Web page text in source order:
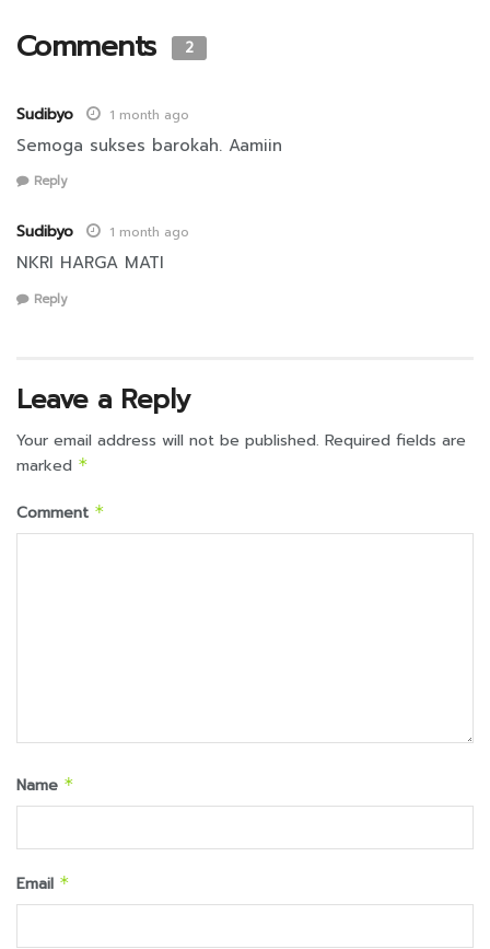
Comments 2
Sudibyo 1 month ago
Semoga sukses barokah. Aamiin
Reply
Sudibyo 1 month ago
NKRI HARGA MATI
Reply
Leave a Reply
Your email address will not be published. Required fields are
marked *
Comment *
Name *
Email *